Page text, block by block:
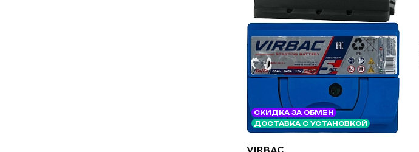
СКИДКА ЗА ОБМЕН
ДОСТАВКА С УСТАНОВКОЙ